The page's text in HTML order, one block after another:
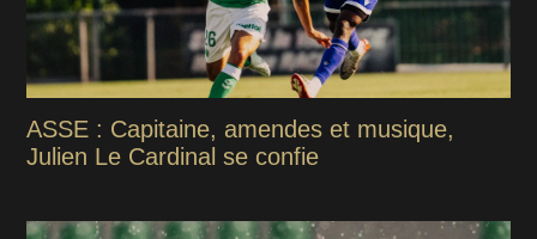
ASSE : Capitaine, amendes et musique,
Julien Le Cardinal se confie